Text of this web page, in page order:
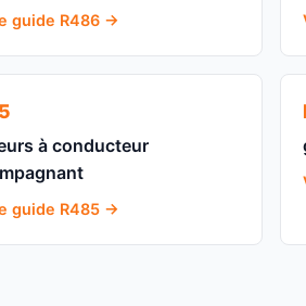
guide R486 →
à conducteur
guide R485 →